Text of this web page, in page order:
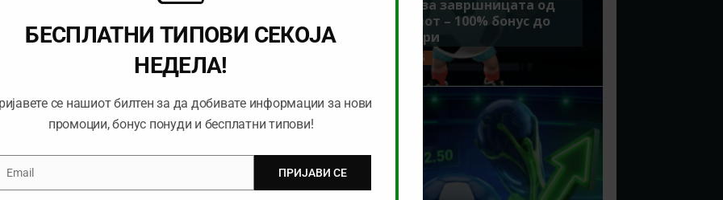
воMozzart
на Mozzart и да добиете бонус!
Идеално за завршницата од
Мундијалот – 100% бонус до
7500 денари
ЈУЛИ 15, 2026
БЕСПЛАТНИ ТИПОВИ СЕКОЈА
НЕДЕЛА!
се нашиот билтен за да добивате информации за нови
промоции, бонус понуди и бесплатни типови!
Email ПРИЈАВИ СЕ